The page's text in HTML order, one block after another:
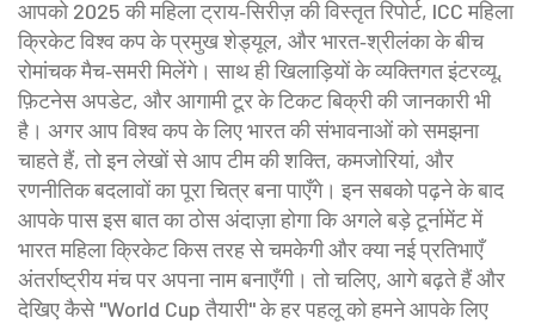
आपको 2025 की महिला ट्राय‑सिरीज़ की विस्तृत रिपोर्ट, ICC महिला
क्रिकेट विश्व कप के प्रमुख शेड्यूल, और भारत‑श्रीलंका के बीच
रोमांचक मैच‑समरी मिलेंगे। साथ ही खिलाड़ियों के व्यक्तिगत इंटरव्यू,
फ़िटनेस अपडेट, और आगामी टूर के टिकट बिक्री की जानकारी भी
है। अगर आप विश्व कप के लिए भारत की संभावनाओं को समझना
चाहते हैं, तो इन लेखों से आप टीम की शक्ति, कमजोरियां, और
रणनीतिक बदलावों का पूरा चित्र बना पाएँगे। इन सबको पढ़ने के बाद
आपके पास इस बात का ठोस अंदाज़ा होगा कि अगले बड़े टूर्नामेंट में
भारत महिला क्रिकेट किस तरह से चमकेगी और क्या नई प्रतिभाएँ
अंतर्राष्ट्रीय मंच पर अपना नाम बनाएँगी। तो चलिए, आगे बढ़ते हैं और
देखिए कैसे "World Cup तैयारी" के हर पहलू को हमने आपके लिए